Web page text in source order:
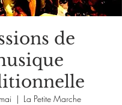
de
  |
La Petite Marche